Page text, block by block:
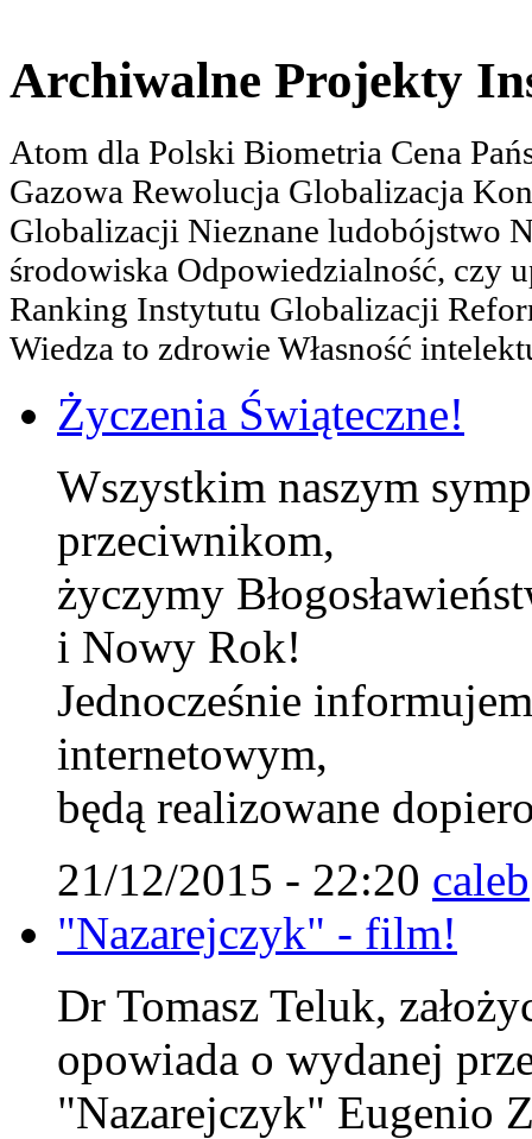
Archiwalne Projekty
Atom dla Polski Biometria Cena
Gazowa Rewolucja Globalizacja
Globalizacji Nieznane ludobójstwo
środowiska Odpowiedzialność, czy
Ranking Instytutu Globalizacji
Wiedza to zdrowie Własność
Życzenia Świąteczne!
Wszystkim naszym
przeciwnikom,
życzymy
i Nowy Rok!
Jednocześnie
internetowym,
będą realizowane
21/12/2015 - 22:20 caleb
"Nazarejczyk" - film!
Dr Tomasz Teluk,
opowiada o wydanej
"Nazarejczyk" Eugenio